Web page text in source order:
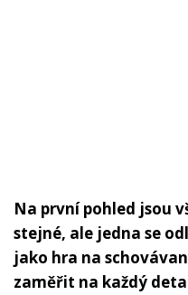
Na první pohled jsou
stejné, ale jedna se
jako hra na
zaměřit na každý